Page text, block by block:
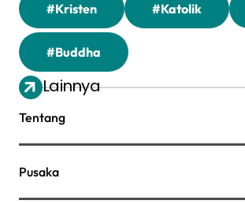
#Kristen #Katolik
#Buddha
Lainnya
Tentang
Pusaka